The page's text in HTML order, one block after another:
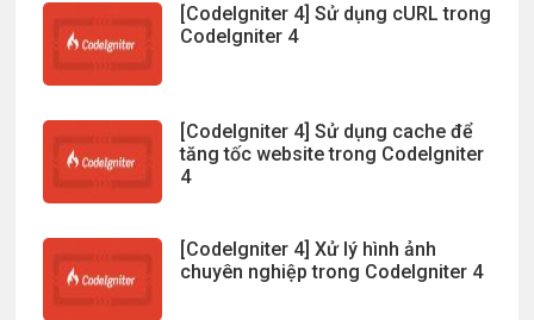
[CodeIgniter 4] Sử dụng cURL trong
CodeIgniter 4
[CodeIgniter 4] Sử dụng cache để
tăng tốc website trong CodeIgniter
4
[CodeIgniter 4] Xử lý hình ảnh
chuyên nghiệp trong CodeIgniter 4